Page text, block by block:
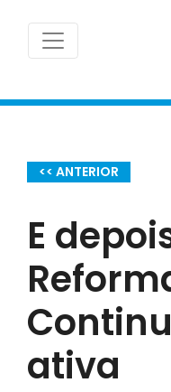
<< ANTERIOR
E
ativa